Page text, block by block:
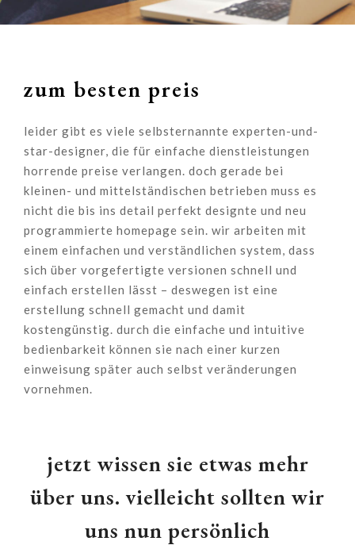
zum besten preis
leider gibt es viele selbsternannte experten-und-
star-designer, die für einfache dienstleistungen
horrende preise verlangen. doch gerade bei
kleinen- und mittelständischen betrieben muss es
nicht die bis ins detail perfekt designte und neu
programmierte homepage sein. wir arbeiten mit
einem einfachen und verständlichen system, dass
sich über vorgefertigte versionen schnell und
einfach erstellen lässt – deswegen ist eine
erstellung schnell gemacht und damit
kostengünstig. durch die einfache und intuitive
bedienbarkeit können sie nach einer kurzen
einweisung später auch selbst veränderungen
vornehmen.
jetzt wissen sie etwas mehr
über uns. vielleicht sollten wir
uns nun persönlich